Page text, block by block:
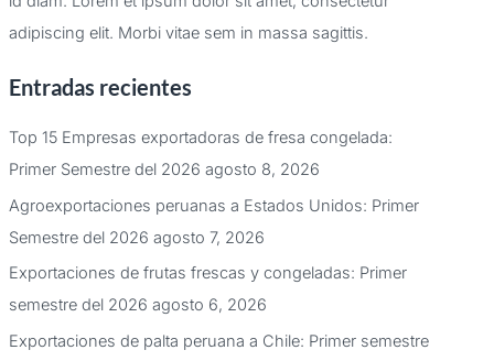
adipiscing elit. Morbi vitae sem in massa sagittis.
Entradas recientes
Top 15 Empresas exportadoras de fresa congelada:
Primer Semestre del 2026 agosto 8, 2026
Agroexportaciones peruanas a Estados Unidos: Primer
Semestre del 2026 agosto 7, 2026
Exportaciones de frutas frescas y congeladas: Primer
semestre del 2026 agosto 6, 2026
Exportaciones de palta peruana a Chile: Primer semestre